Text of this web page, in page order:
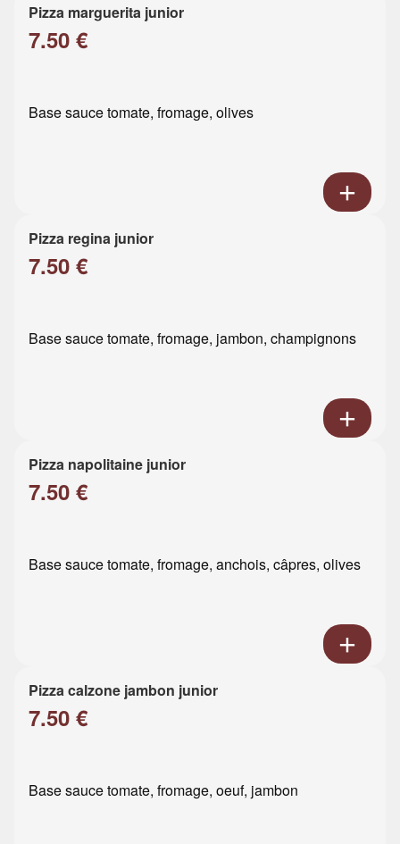
Pizza marguerita junior
7.50 €
Base sauce tomate, fromage, olives
Pizza regina junior
7.50 €
Base sauce tomate, fromage, jambon, champignons
Pizza napolitaine junior
7.50 €
Base sauce tomate, fromage, anchois, câpres, olives
Pizza calzone jambon junior
7.50 €
Base sauce tomate, fromage, oeuf, jambon